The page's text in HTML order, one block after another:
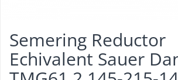
Semering Reductor
Echivalent Sauer